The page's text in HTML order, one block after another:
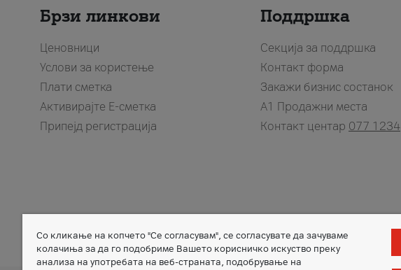
Брзи линкови
Ценовници
Услови за користење
Плати сметка
Активирајте Е-сметка
Припејд регистрација
Поддршка
Секција за поддршка
Контакт форма
Закажи бизнис состанок
A1 Продажни места
Контакт центар 077 1234
Member of
Со кликање на копчето "Се согласувам", се согласувате да зачуваме
колачиња за да го подобриме Вашето корисничко искуство преку
анализа на употребата на веб-страната, подобрување на